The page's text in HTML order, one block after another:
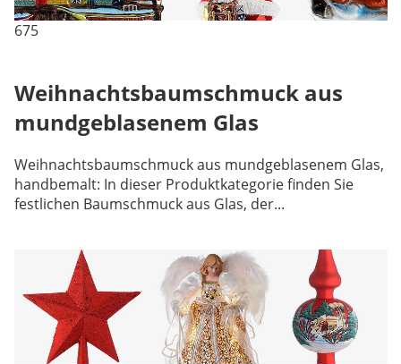
675
Weihnachtsbaumschmuck aus
mundgeblasenem Glas
Weihnachtsbaumschmuck aus mundgeblasenem Glas,
handbemalt: In dieser Produktkategorie finden Sie
festlichen Baumschmuck aus Glas, der...